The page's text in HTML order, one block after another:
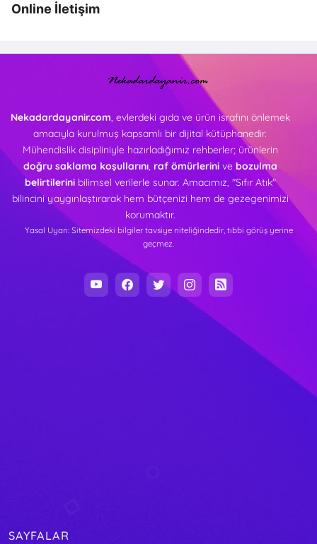
Online İletişim
Nekadardayanir.com, evlerdeki gıda ve ürün israfını önlemek
amacıyla kurulmuş kapsamlı bir dijital kütüphanedir.
Mühendislik disipliniyle hazırladığımız rehberler; ürünlerin
doğru saklama koşullarını, raf ömürlerinive bozulma
belirtilerinibilimsel verilerle sunar. Amacımız, "Sıfır Atık"
bilincini yaygınlaştırarak hem bütçenizi hem de gezegenimizi
korumaktır.
Yasal Uyarı: Sitemizdeki bilgiler tavsiye niteliğindedir, tıbbi görüş yerine
geçmez.
SAYFALAR